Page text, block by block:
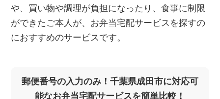
や、買い物や調理が負担になったり、食事に制限
ができたご本人が、お弁当宅配サービスを探すの
におすすめのサービスです。
郵便番号の入力のみ！千葉県成田市に対応可
能なお弁当宅配サービスを簡単比較！